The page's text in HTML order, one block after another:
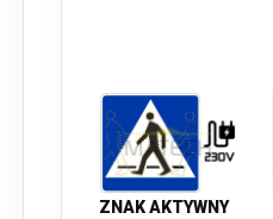
ZNAK AKTYWNY